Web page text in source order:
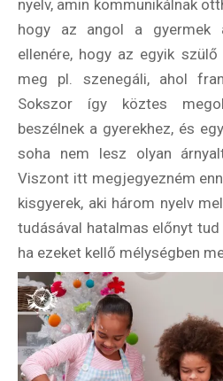
nyelv, amin kommunikálnak
hogy az angol a gyermek
ellenére, hogy az egyik
meg pl. szenegáli, ahol
Sokszor így köztes
beszélnek a gyerekhez, és
soha nem lesz olyan
Viszont itt megjegyezném
kisgyerek, aki három nyelv
tudásával hatalmas előnyt tud
ha ezeket kellő mélységben